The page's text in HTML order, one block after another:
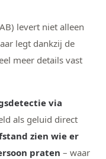
levert niet alleen
legt dankzij de
meer details vast
via
als geluid direct
zien wie er
praten – waar